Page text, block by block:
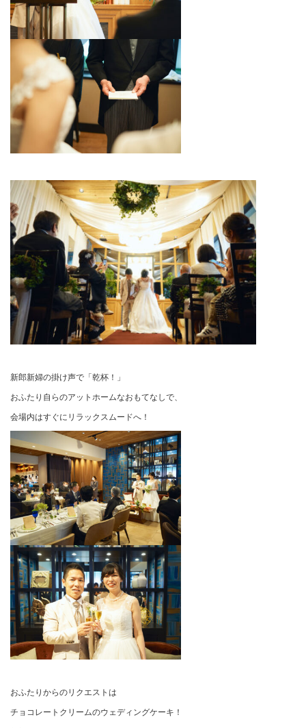
新郎新婦の掛け声で「乾杯！」
おふたり自らのアットホームなおもてなしで、
会場内はすぐにリラックスムードへ！
おふたりからのリクエストは
チョコレートクリームのウェディングケーキ！